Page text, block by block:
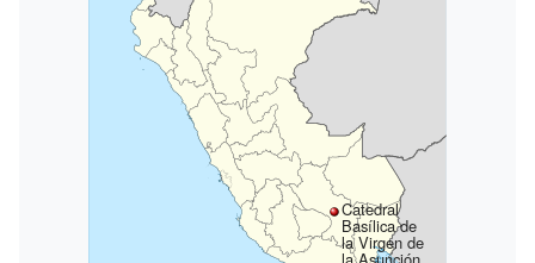
Catedral
Basílica de
la Virgen de